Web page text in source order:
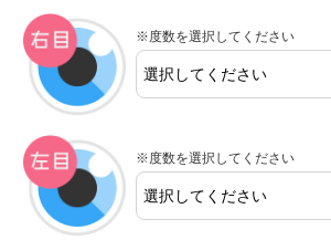
※度数を選択してください
※度数を選択してください